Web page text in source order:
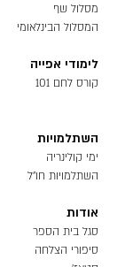
מסלול שף
המסלול הבינלאומי
לימודי אפייה
קורס לחם 101
השתלמויות
ימי קולינריה
השתלמויות חו״ל
אודות
סגל בית הספר
סיפורי הצלחה